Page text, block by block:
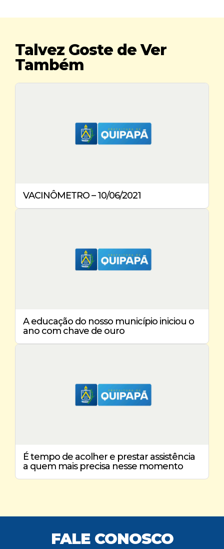
Talvez Goste de Ver
Também
VACINÔMETRO – 10/06/2021
A educação do nosso município iniciou o
ano com chave de ouro
É tempo de acolher e prestar assistência
a quem mais precisa nesse momento
FALE CONOSCO